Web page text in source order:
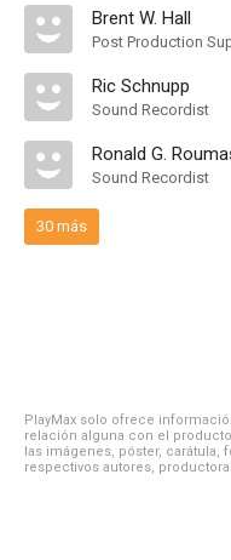
Brent W. Hall
Ric Schnupp
Sound Recordist
Ronald G.
Sound Recordist
30 más
PlayMax solo ofrece
relación alguna con el
las imágenes, póster, carátula,
respectivos autores,